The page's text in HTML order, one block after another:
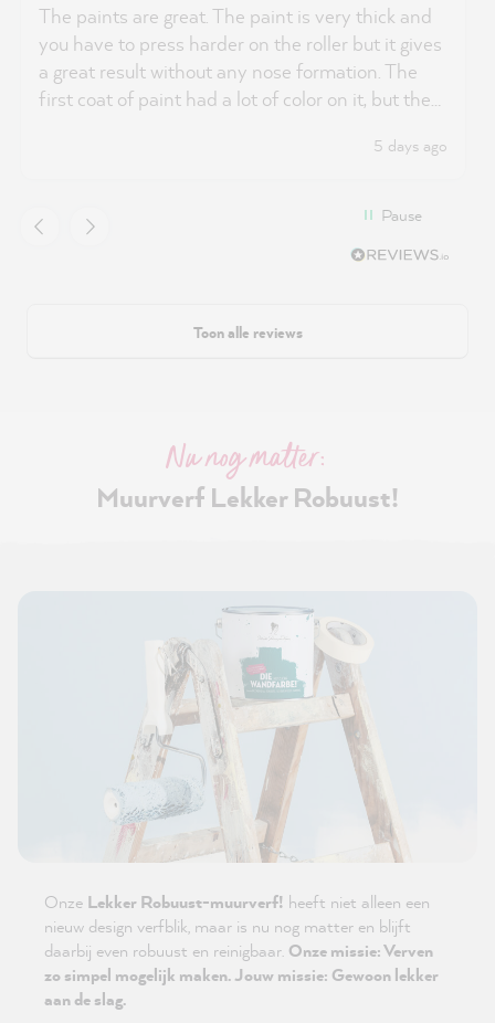
The paints are great. The paint is very thick and
you have to press harder on the roller but it gives
a great result without any nose formation. The
first coat of paint had a lot of color on it, but the
5 days ago
Pause
Toon alle reviews
Nu nog matter:
Muurverf Lekker Robuust!
Onze Lekker Robuust-muurverf! heeft niet alleen een
nieuw design verfblik, maar is nu nog matter en blijft
daarbij even robuust en reinigbaar. Onze missie: Verven
zo simpel mogelijk maken. Jouw missie: Gewoon lekker
aan de slag.